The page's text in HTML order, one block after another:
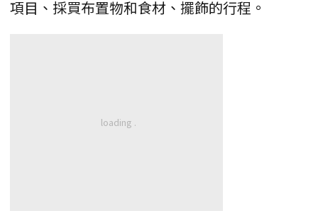
項目、採買布置物和食材、擺飾的行程。